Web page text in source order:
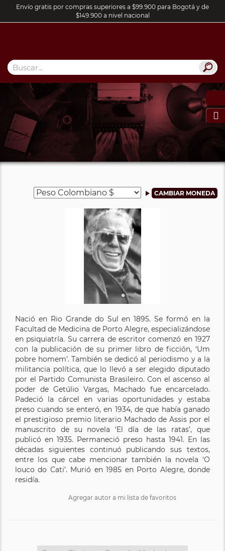
Envío gratis por compras superiores a $99.900 para Bogotá y de
$149.900 a nivel nacional

Nació en Rio Grande do Sul en 1895. Se formó en la
Facultad de Medicina de Porto Alegre, especializándose
en psiquiatría. Su carrera de escritor comenzó en 1927
con la publicación de su primer libro de ficción, ‘Um
pobre homem’. También se dedicó al periodismo y a la
militancia política, que lo llevó a ser elegido diputado
por el Partido Comunista Brasileiro. Con el ascenso al
poder de Getúlio Vargas, Machado fue encarcelado.
Padeció la cárcel en varias oportunidades y estaba
preso cuando se enteró, en 1934, de que había ganado
el prestigioso premio literario Machado de Assis por el
manuscrito de su novela ‘El día de las ratas’, que
publicó en 1935. Permaneció preso hasta 1941. En las
décadas siguientes continuó publicando sus textos,
entre los que cabe mencionar también la novela ‘O
louco do Cati’. Murió en 1985 en Porto Alegre, donde
residía.
Agregar autor a mi lista de favoritos